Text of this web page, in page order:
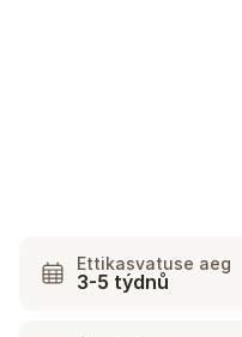
Ettikasvatuse aeg
3-5 týdnů